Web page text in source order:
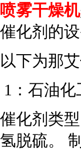
喷雾干燥机
催化剂的
以下为那
1：石油
催化剂类
氢脱硫。